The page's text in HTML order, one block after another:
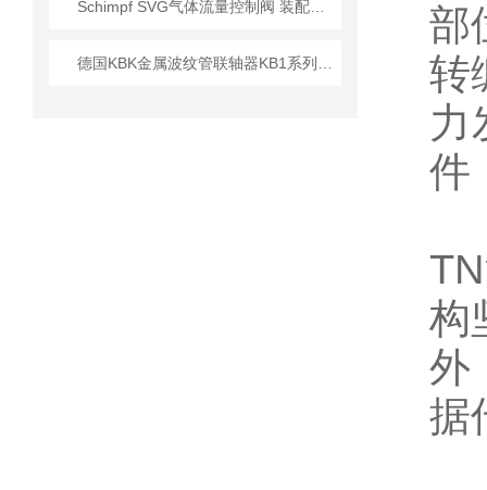
部
转
力
件
构
外
据